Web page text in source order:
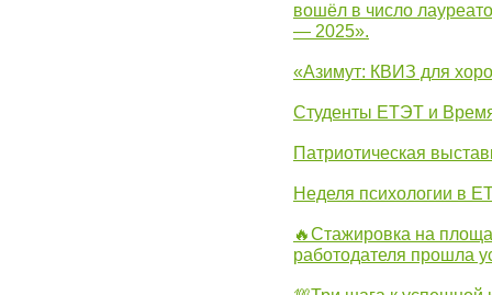
вошёл в число
— 2025».
«Азимут: КВИЗ для
Студенты ЕТЭТ и
Патриотическая
Неделя психологии в
🔥Стажировка на
работодателя прошла